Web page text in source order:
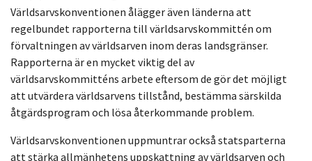
Världsarvskonventionen ålägger även länderna att
regelbundet rapporterna till världsarvskommittén om
förvaltningen av världsarven inom deras landsgränser.
Rapporterna är en mycket viktig del av
världsarvskommitténs arbete eftersom de gör det möjligt
att utvärdera världsarvens tillstånd, bestämma särskilda
åtgärdsprogram och lösa återkommande problem.
Världsarvskonventionen uppmuntrar också statsparterna
att stärka allmänhetens uppskattning av världsarven och